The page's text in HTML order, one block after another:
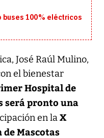
buses 100% eléctricos
José Raúl Mulino,
el bienestar
Hospital de
será pronto una
en laX
Mascotas